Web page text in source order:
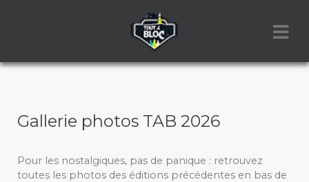
Gallerie photos TAB 2026
Pour les nostalgiques, pas de panique : retrouvez
toutes les photos des éditions précédentes en bas de